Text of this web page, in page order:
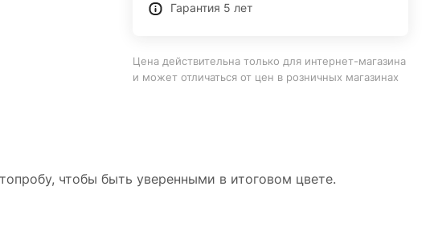
Гарантия 5 лет
Цена действительна только для интернет-магазина
и может отличаться от цен в розничных магазинах
чтобы быть уверенными в итоговом цвете.